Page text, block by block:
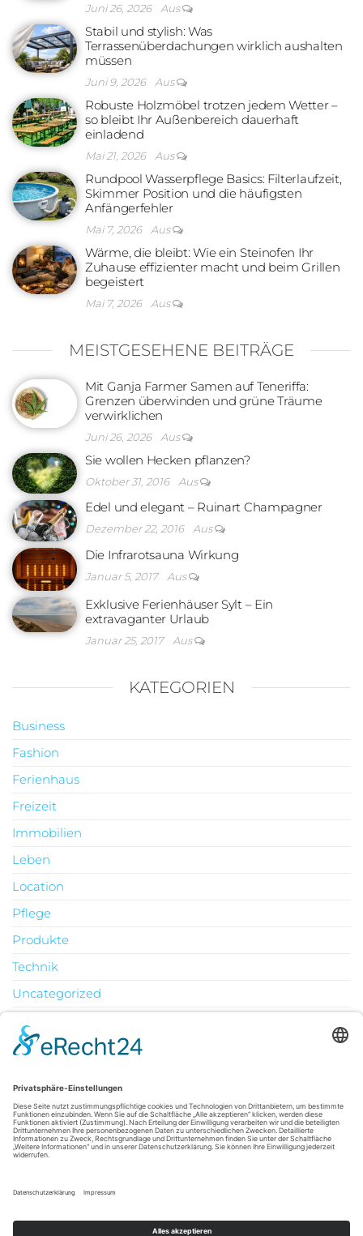
Juni 26, 2026 Aus
Stabil und stylish: Was
Terrassenüberdachungen wirklich aushalten
müssen
Juni 9, 2026 Aus
Robuste Holzmöbel trotzen jedem Wetter –
so bleibt Ihr Außenbereich dauerhaft
einladend
Mai 21, 2026 Aus
Rundpool Wasserpflege Basics: Filterlaufzeit,
Skimmer Position und die häufigsten
Anfängerfehler
Mai 7, 2026 Aus
Wärme, die bleibt: Wie ein Steinofen Ihr
Zuhause effizienter macht und beim Grillen
begeistert
Mai 7, 2026 Aus
MEISTGESEHENE BEITRÄGE
Mit Ganja Farmer Samen auf Teneriffa:
Grenzen überwinden und grüne Träume
verwirklichen
Juni 26, 2026 Aus
Sie wollen Hecken pflanzen?
Oktober 31, 2016 Aus
Edel und elegant – Ruinart Champagner
Dezember 22, 2016 Aus
Die Infrarotsauna Wirkung
Januar 5, 2017 Aus
Exklusive Ferienhäuser Sylt – Ein
extravaganter Urlaub
Januar 25, 2017 Aus
KATEGORIEN
Business
Fashion
Ferienhaus
Freizeit
Immobilien
Leben
Location
Pflege
Produkte
Technik
Uncategorized
M
D
1
2
3
4 5 6 7 8
9
18
27 28